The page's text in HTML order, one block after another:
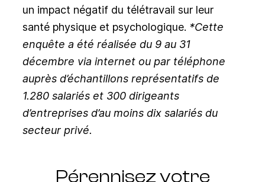
un impact négatif du télétravail sur leur
santé physique et psychologique. *Cette
enquête a été réalisée du 9 au 31
décembre via internet ou par téléphone
auprès d’échantillons représentatifs de
1.280 salariés et 300 dirigeants
d’entreprises d’au moins dix salariés du
secteur privé.
Pérennisez votre